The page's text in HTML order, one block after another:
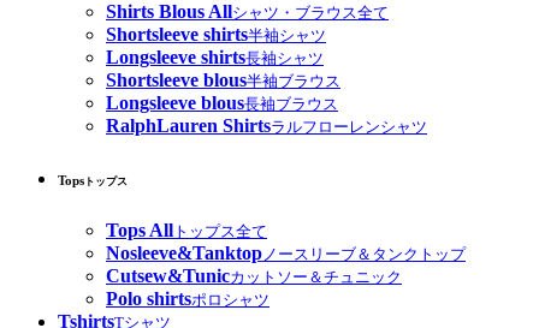
Shirts Blous Allシャツ・ブラウス全て
Shortsleeve shirts半袖シャツ
Longsleeve shirts長袖シャツ
Shortsleeve blous半袖ブラウス
Longsleeve blous長袖ブラウス
RalphLauren Shirtsラルフローレンシャツ
Tops トップス
Tops All トップス全て
Nosleeve&Tanktop ノースリーブ＆タンクトップ
Cutsew&Tunicカットソー＆チュニック
Polo shirtsポロシャツ
TshirtsTシャツ